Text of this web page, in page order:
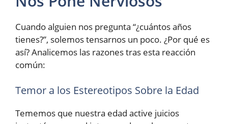
Cuando alguien nos pregunta “¿cuántos años
tienes?”, solemos tensarnos un poco. ¿Por qué es
así? Analicemos las razones tras esta reacción
común:
Temor a los Estereotipos Sobre la Edad
Tememos que nuestra edad active juicios